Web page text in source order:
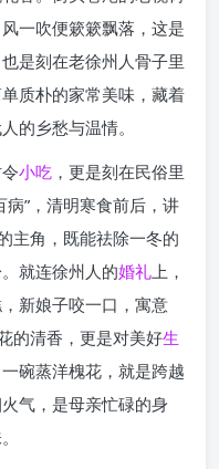
一吹便簌簌飘落，这是
是刻在老徐州人骨子里
质朴的家常美味，藏着
的乡愁与温情。
小吃 ，更是刻在民俗里
”，清明寒食前后，讲
主角，既能祛除一冬的
就连徐州人的婚礼上，
新娘子咬一口，寓意
的清香，更是对美好生
碗蒸洋槐花，就是跨越
气，是母亲忙碌的身